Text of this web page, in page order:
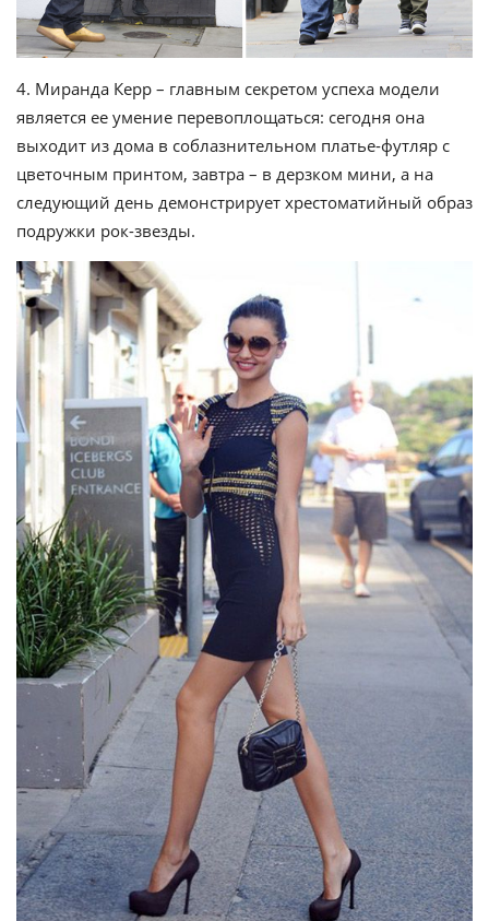
4. Миранда Керр – главным секретом успеха модели
является ее умение перевоплощаться: сегодня она
выходит из дома в соблазнительном платье-футляр с
цветочным принтом, завтра – в дерзком мини, а на
следующий день демонстрирует хрестоматийный образ
подружки рок-звезды.